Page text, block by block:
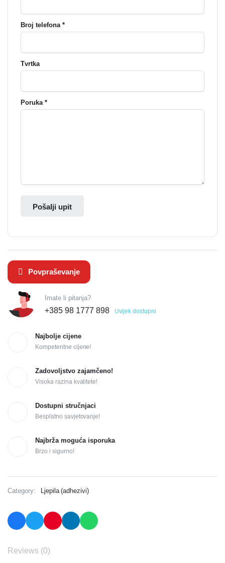
Broj telefona *
Tvrtka
Poruka *
Pošalji upit
Povpraševanje
Imate li pitanja?
+385 98 1777 898 Uvijek dostupni
Najbolje cijene
Kompetentne cijene!
Zadovoljstvo zajamčeno!
Visoka razina kvalitete!
Dostupni stručnjaci
Besplatno savjetovanje!
Najbrža moguća isporuka
Brzo i sigurno!
Category: Ljepila (adhezivi)
Reviews (0)